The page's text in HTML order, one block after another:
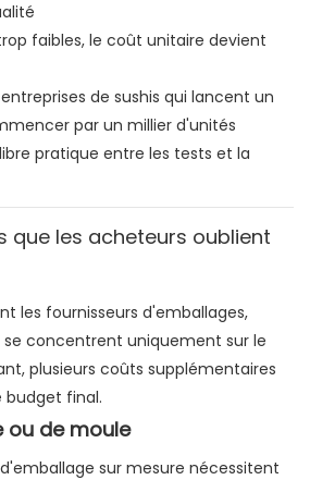
faibles, le coût unitaire devient
de sushis qui lancent un
par un millier d'unités
pratique entre les tests et la
que les acheteurs oublient
les fournisseurs d'emballages,
concentrent uniquement sur le
plusieurs coûts supplémentaires
final.
ou de moule
sur mesure nécessitent